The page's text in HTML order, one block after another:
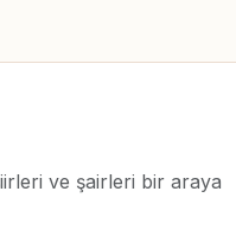
ve şairleri bir araya